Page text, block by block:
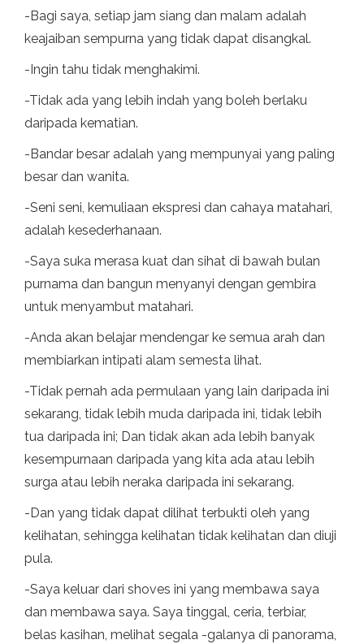
-Bagi saya, setiap jam siang dan malam adalah
keajaiban sempurna yang tidak dapat disangkal.
-Ingin tahu tidak menghakimi.
-Tidak ada yang lebih indah yang boleh berlaku
daripada kematian.
-Bandar besar adalah yang mempunyai yang paling
besar dan wanita.
-Seni seni, kemuliaan ekspresi dan cahaya matahari,
adalah kesederhanaan.
-Saya suka merasa kuat dan sihat di bawah bulan
purnama dan bangun menyanyi dengan gembira
untuk menyambut matahari.
-Anda akan belajar mendengar ke semua arah dan
membiarkan intipati alam semesta lihat.
-Tidak pernah ada permulaan yang lain daripada ini
sekarang, tidak lebih muda daripada ini, tidak lebih
tua daripada ini; Dan tidak akan ada lebih banyak
kesempurnaan daripada yang kita ada atau lebih
surga atau lebih neraka daripada ini sekarang.
-Dan yang tidak dapat dilihat terbukti oleh yang
kelihatan, sehingga kelihatan tidak kelihatan dan diuji
pula.
-Saya keluar dari shoves ini yang membawa saya
dan membawa saya. Saya tinggal, ceria, terbiar,
belas kasihan, melihat segala -galanya di panorama,